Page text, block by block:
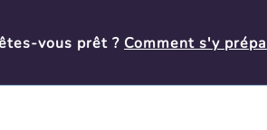
vous prêt ? Comment s'y